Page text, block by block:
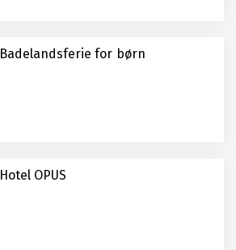
Badelandsferie for børn
Hotel OPUS